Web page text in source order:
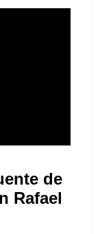
de
Rafael